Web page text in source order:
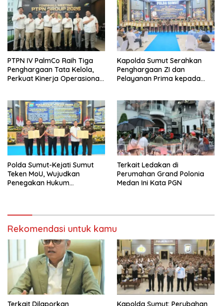
PTPN IV PalmCo Raih Tiga
Penghargaan Tata Kelola,
Perkuat Kinerja Operasional
Kapolda Sumut Serahkan
Penghargaan ZI dan
Pelayanan Prima kepada
Polda Sumut-Kejati Sumut
Teken MoU, Wujudkan
Penegakan Hukum
Terkait Ledakan di
Perumahan Grand Polonia
Medan Ini Kata PGN
Rekomendasi untuk kamu
Terkait Dilaporkan
Kapolda Sumut: Perubahan